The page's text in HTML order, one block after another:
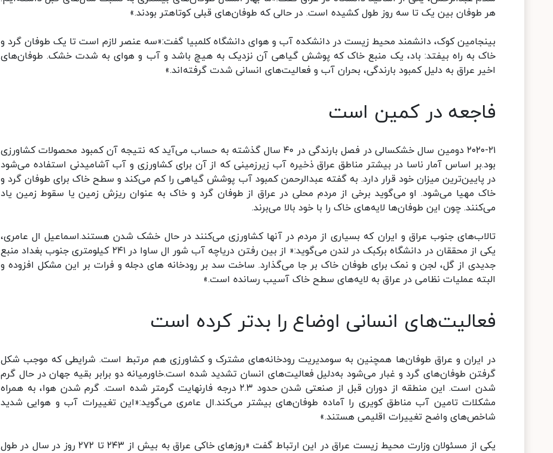
هر طوفان بین یک تا سه روز طول کشیده است. در حالی که طوفان‌های قبلی کوتاهتر بودند.»
بینجامین کوک، دانشمند محیط‌ زیست در دانشکده آب و هوای دانشگاه کلمبیا گفت:«سه عنصر لازم است تا یک طوفان گرد و
خاک به راه بیفتد: باد، یک منبع خاک که پوشش گیاهی آن نزدیک به هیچ باشد و آب و هوای به شدت خشک. طوفان‌های
اخیر عراق به دلیل کمبود بارندگی، بحران آب و فعالیت‌های انسانی شدت گرفته‌اند.»
فاجعه در کمین است
۲۰۲۰-۲۱ دومین سال خشکسالی در فصل بارندگی در ۴۰ سال گذشته به حساب می‌آید که نتیجه آن کمبود محصولات کشاورزی
بود.بر اساس آمار ناسا در بیشتر مناطق عراق ذخیره آب زیرزمینی که از آن برای کشاورزی و آب آشامیدنی استفاده می‌شود
در پایین‌ترین میزان خود قرار دارد. به گفته عبدالرحمن کمبود آب پوشش گیاهی را کم می‌کند و سطح خاک برای طوفان گرد و
خاک مهیا می‌شود. او می‌گوید برخی از مردم محلی در عراق از طوفان گرد و خاک به عنوان ریزش زمین یا سقوط زمین یاد
می‌کنند. چون این طوفان‌ها لایه‌های خاک را با خود بالا می‌برند.
تالاب‌های جنوب عراق و ایران که بسیاری از مردم در آنها کشاورزی می‌کنند در حال خشک شدن هستند.اسماعیل ال عامری،
یکی از محققان در دانشگاه برکبک در لندن می‌گوید:« از بین رفتن دریاچه آب شور ال ساوا در ۲۴۱ کیلومتری جنوب بغداد منبع
جدیدی از گل، لجن و نمک برای طوفان خاک بر جا می‌گذارد. ساخت سد بر رودخانه های دجله و فرات بر این مشکل افزوده و
البته عملیات نظامی در عراق به لایه‌های سطح خاک آسیب رسانده است.»
فعالیت‌های انسانی اوضاع را بدتر کرده است
در ایران و عراق طوفان‌ها همچنین به سومدیریت رودخانه‌های مشترک و کشاورزی هم مرتبط است. شرایطی که موجب شکل
گرفتن طوفان‌های گرد و غبار می‌شود به‌دلیل فعالیت‌های انسان تشدید شده است.خاورمیانه دو برابر بقیه جهان در حال گرم
شدن است. این منطقه از دوران قبل از صنعتی شدن حدود ۲.۳ درجه فارنهایت گرمتر شده است. گرم شدن هوا، به همراه
مشکلات تامین آب مناطق کویری را آماده طوفان‌های بیشتر می‌کند.ال عامری می‌گوید:«این تغییرات آب و هوایی شدید
شاخص‌های واضح تغییرات اقلیمی هستند.»
یکی از مسئولان وزارت محیط زیست عراق در این ارتباط گفت «روزهای خاکی عراق به بیش از ۲۴۳ تا ۲۷۲ روز در سال در طول